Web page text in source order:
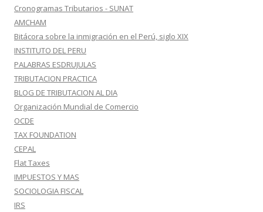
Cronogramas Tributarios - SUNAT
AMCHAM
Bitácora sobre la inmigración en el Perú, siglo XIX
INSTITUTO DEL PERU
PALABRAS ESDRUJULAS
TRIBUTACION PRACTICA
BLOG DE TRIBUTACION AL DIA
Organización Mundial de Comercio
OCDE
TAX FOUNDATION
CEPAL
Flat Taxes
IMPUESTOS Y MAS
SOCIOLOGIA FISCAL
IRS